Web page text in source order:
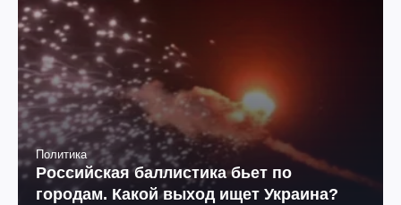
Политика
Российская баллистика бьет по
городам. Какой выход ищет Украина?